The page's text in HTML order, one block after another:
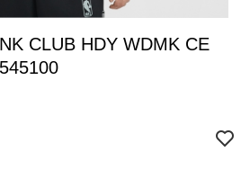
CLUB HDY WDMK CE